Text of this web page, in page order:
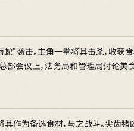
袭击。主角一拳将其击杀，收获
部会议上，法务局和管理局讨论
作为备选食材，与之战斗。尖齿猪